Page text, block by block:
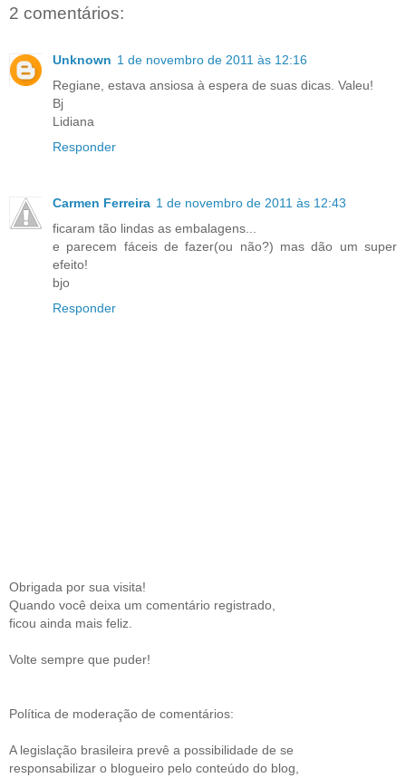
2 comentários:
Unknown 1 de novembro de 2011 às 12:16
Regiane, estava ansiosa à espera de suas dicas. Valeu!
Bj
Lidiana
Responder
Carmen Ferreira 1 de novembro de 2011 às 12:43
ficaram tão lindas as embalagens...
e parecem fáceis de fazer(ou não?) mas dão um super
efeito!
bjo
Responder
Obrigada por sua visita!
Quando você deixa um comentário registrado,
ficou ainda mais feliz.
Volte sempre que puder!
Política de moderação de comentários:
A legislação brasileira prevê a possibilidade de se
responsabilizar o blogueiro pelo conteúdo do blog,